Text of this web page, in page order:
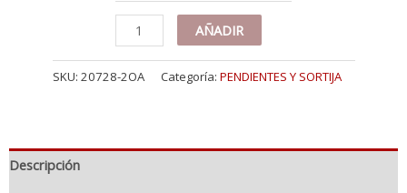
18K
SOLITARIO
ORO
AMARILLO
CIRCONITA
AÑADIR
SKU: 20728-2OA Categoría: PENDIENTES Y SORTIJA
Descripción